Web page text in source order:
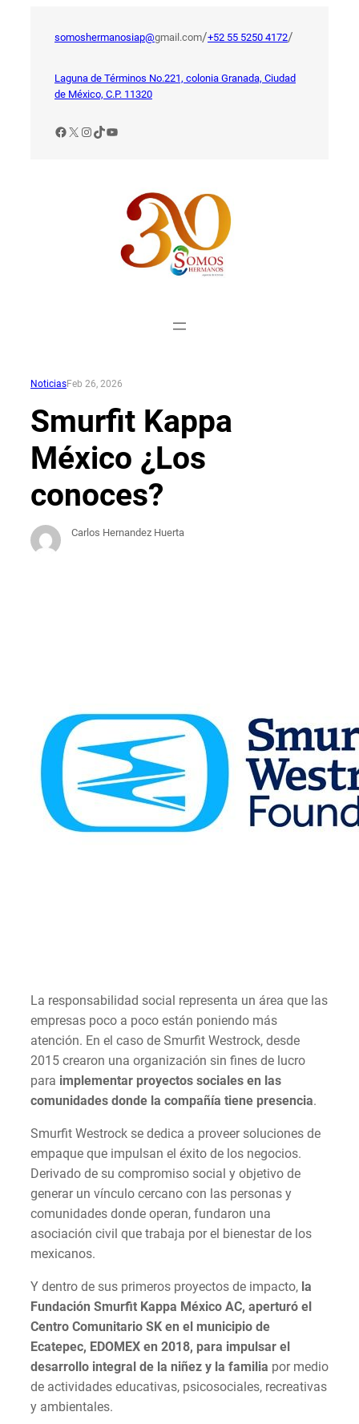
somoshermanosiap@gmail.com/+52 55 5250 4172/
Laguna de Términos No.221, colonia Granada, Ciudad
de México, C.P. 11320
Facebook
X Instagram
TikTok
YouTube
NoticiasFeb 26, 2026
Smurfit Kappa
México ¿Los
conoces?
Carlos Hernandez Huerta
La responsabilidad social representa un área que las
empresas poco a poco están poniendo más
atención. En el caso de Smurfit Westrock, desde
2015 crearon una organización sin fines de lucro
para implementar proyectos sociales en las
comunidades donde la compañía tiene presencia.
Smurfit Westrock se dedica a proveer soluciones de
empaque que impulsan el éxito de los negocios.
Derivado de su compromiso social y objetivo de
generar un vínculo cercano con las personas y
comunidades donde operan, fundaron una
asociación civil que trabaja por el bienestar de los
mexicanos.
Y dentro de sus primeros proyectos de impacto, la
Fundación Smurfit Kappa México AC, aperturó el
Centro Comunitario SK en el municipio de
Ecatepec, EDOMEX en 2018, para impulsar el
desarrollo integral de la niñez y la familia por medio
de actividades educativas, psicosociales, recreativas
y ambientales.